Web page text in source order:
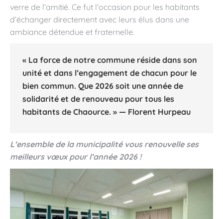
verre de l’amitié. Ce fut l’occasion pour les habitants
d’échanger directement avec leurs élus dans une
ambiance détendue et fraternelle.
« La force de notre commune réside dans son
unité et dans l’engagement de chacun pour le
bien commun. Que 2026 soit une année de
solidarité et de renouveau pour tous les
habitants de Chaource. » — Florent Hurpeau
L’ensemble de la municipalité vous renouvelle ses
meilleurs vœux pour l’année 2026 !